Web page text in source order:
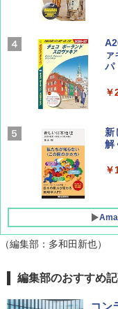
￥
集
￥
パ
￥
新
解
￥
[
プ
-
（編集部：多和田新也）
編集部のおすすめ